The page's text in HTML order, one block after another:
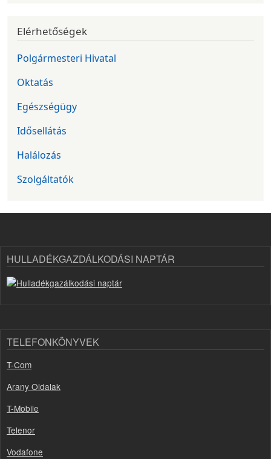
Elérhetőségek
Polgármesteri Hivatal
Oktatás
Egészségügy
Idősellátás
Halálozás
Szolgáltatók
HULLADÉKGAZDÁLKODÁSI NAPTÁR
TELEFONKÖNYVEK
T-Com
Arany Oldalak
T-Mobile
Telenor
Vodafone